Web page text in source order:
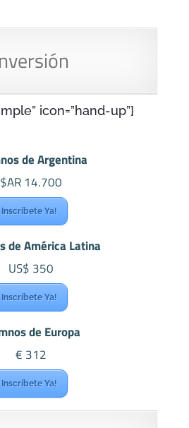
icon=”hand-up”]
de Argentina
$AR 14.700
Inscríbete Ya!
de América Latina
US$ 350
Inscríbete Ya!
de Europa
€ 312
Inscríbete Ya!